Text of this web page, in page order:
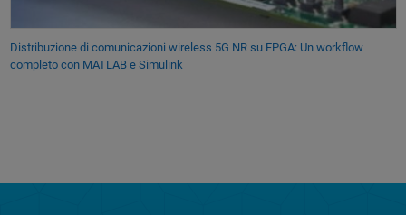
Distribuzione di comunicazioni wireless 5G NR su FPGA: Un workflow
completo con MATLAB e Simulink